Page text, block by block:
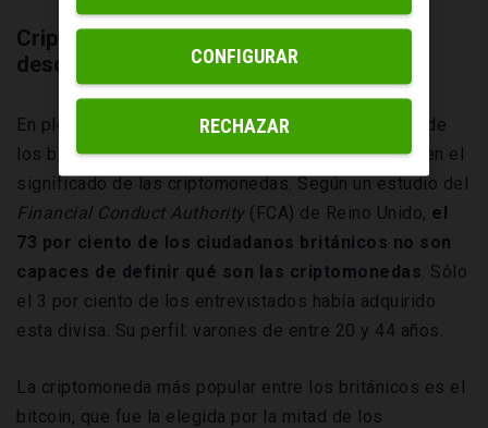
Criptomoneda, un concepto todavía
desconocido
En pleno 2019, diez años después del nacimiento de
los bitcoins, la mayoría de las personas desconocen el
significado de las criptomonedas. Según un estudio del
Financial Conduct Authority(FCA) de Reino Unido, el
73 por ciento de los ciudadanos británicos no son
capaces de definir qué son las criptomonedas . Sólo
el 3 por ciento de los entrevistados había adquirido
esta divisa. Su perfil: varones de entre 20 y 44 años.
La criptomoneda más popular entre los británicos es el
bitcoin, que fue la elegida por la mitad de los
RECHAZAR
CONFIGURAR